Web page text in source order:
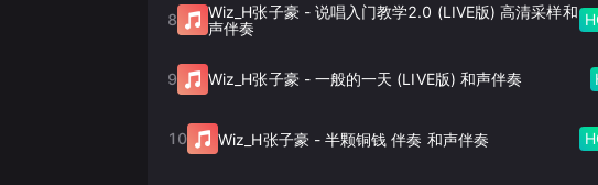
8 Wiz_H张子豪- 说唱入门教学2.0 (LIVE版) 高清采样和
声伴奏
9 Wiz_H张子豪- 一般的一天 (LIVE版) 和声伴奏
10 Wiz_H张子豪- 半颗铜钱 伴奏 和声伴奏